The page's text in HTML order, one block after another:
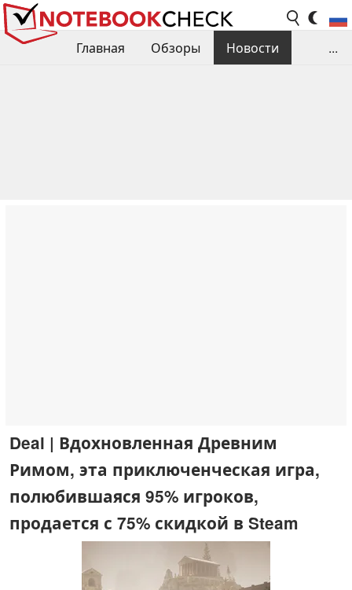
Главная Обзоры
Новости
...
Deal | Вдохновленная Древним
Римом, эта приключенческая игра,
полюбившаяся 95% игроков,
продается с 75% скидкой в Steam